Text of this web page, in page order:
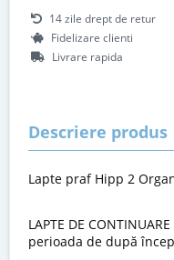
14 zile drept de retur
Fidelizare clienti
Livrare rapida
Descriere produs
Lapte praf Hipp 2
LAPTE DE
perioada de după